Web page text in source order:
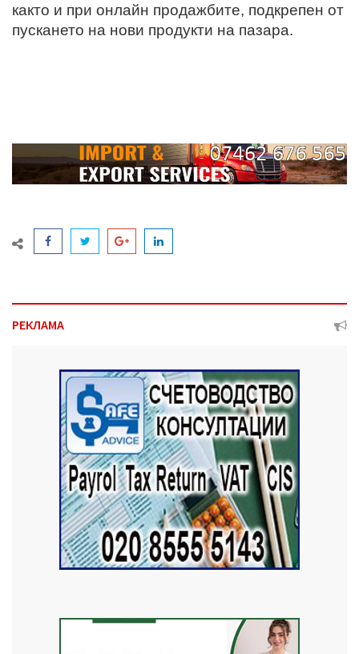
както и при онлайн продажбите, подкрепен от
пускането на нови продукти на пазара.
РЕКЛАМА